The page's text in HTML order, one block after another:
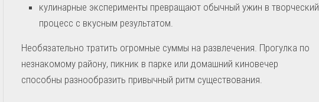
кулинарные эксперименты превращают обычный ужин в творческий
процесс с вкусным результатом.
Необязательно тратить огромные суммы на развлечения. Прогулка по
незнакомому району, пикник в парке или домашний киновечер
способны разнообразить привычный ритм существования.